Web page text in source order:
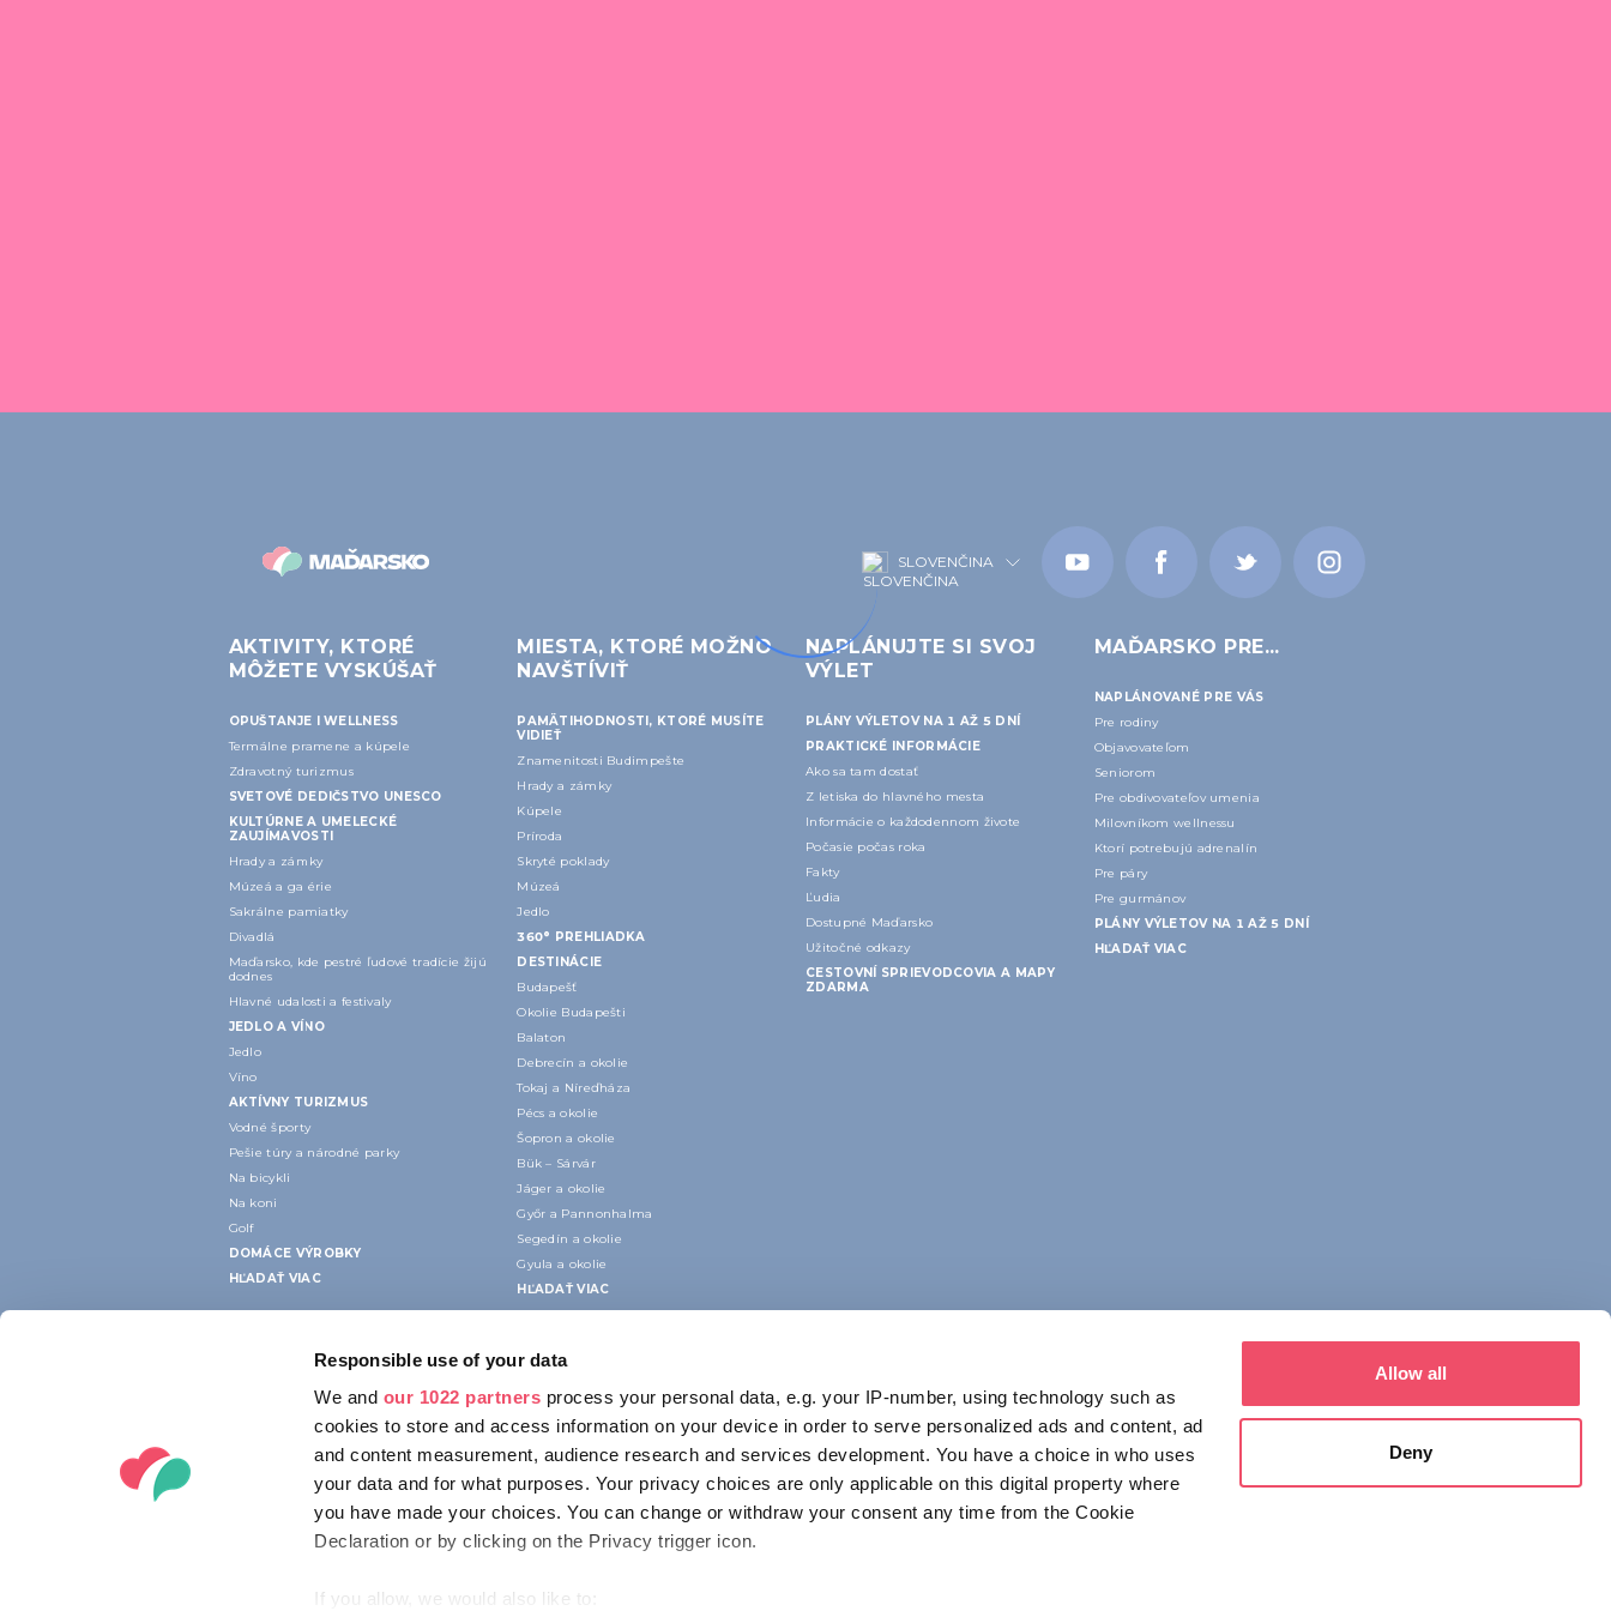
Responsible use of your data
We and our 1022 partners process your personal data, e.g. your IP-number, using technology such as
cookies to store and access information on your device in order to serve personalized ads and content, ad
and content measurement, audience research and services development. You have a choice in who uses
your data and for what purposes. Your privacy choices are only applicable on this digital property where
you have made your choices. You can change or withdraw your consent any time from the Cookie
Declaration or by clicking on the Privacy trigger icon.
If you allow, we would also like to:
Allow all
Deny
SLOVENČINA
AKTIVITY, KTORÉ
MÔŽETE VYSKÚŠAŤ
OPUŠTANJE I WELLNESS
Termálne pramene a kúpele
Zdravotný turizmus
SVETOVÉ DEDIČSTVO UNESCO
KULTÚRNE A UMELECKÉ
ZAUJÍMAVOSTI
Hrady a zámky
Múzeá a galérie
Sakrálne pamiatky
Divadlá
Maďarsko, kde pestré ľudové tradície žijú
dodnes
Hlavné udalosti a festivaly
JEDLO A VÍNO
Jedlo
Víno
AKTÍVNY TURIZMUS
Vodné športy
Pešie túry a národné parky
Na bicykli
Na koni
Golf
DOMÁCE VÝROBKY
HĽADAŤ VIAC
MIESTA, KTORÉ MOŽNO
NAVŠTÍVIŤ
PAMÄTIHODNOSTI, KTORÉ MUSÍTE
VIDIEŤ
Znamenitosti Budimpešte
Hrady a zámky
Kúpele
Príroda
Skryté poklady
Múzeá
Jedlo
‎360° PREHLIADKA
DESTINÁCIE
Budapešť
Okolie Budapešti
Balaton
Debrecín a okolie
Tokaj a Níreďháza
Pécs a okolie
Šopron a okolie
Bük – Sárvár
Jáger a okolie
Győr a Pannonhalma
Segedín a okolie
Gyula a okolie
HĽADAŤ VIAC
NAPLÁNUJTE SI SVOJ
VÝLET
PLÁNY VÝLETOV NA 1 AŽ 5 DNÍ
PRAKTICKÉ INFORMÁCIE
Ako sa tam dostať
Z letiska do hlavného mesta
Informácie o každodennom živote
Počasie počas roka
Fakty
Ľudia
Dostupné Maďarsko
Užitočné odkazy
CESTOVNÍ SPRIEVODCOVIA A MAPY
ZDARMA
MAĎARSKO PRE...
NAPLÁNOVANÉ PRE VÁS
Pre rodiny
Objavovateľom
Seniorom
Pre obdivovateľov umenia
Milovníkom wellnessu
Ktorí potrebujú adrenalín
Pre páry
Pre gurmánov
PLÁNY VÝLETOV NA 1 AŽ 5 DNÍ
HĽADAŤ VIAC
KONTAKT
Alkotás utca 19